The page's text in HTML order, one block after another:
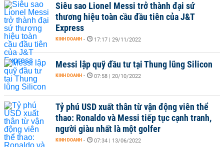
Siêu sao Lionel Messi trở thành đại sứ
thương hiệu toàn cầu đầu tiên của J&T
Express
KINH DOANH - 17:17 | 29/11/2022
Messi lập quỹ đầu tư tại Thung lũng Silicon
KINH DOANH - 07:58 | 20/10/2022
Tỷ phú USD xuất thân từ vận động viên thể
thao: Ronaldo và Messi tiếp tục cạnh tranh,
người giàu nhất là một golfer
KINH DOANH - 07:34 | 13/06/2022